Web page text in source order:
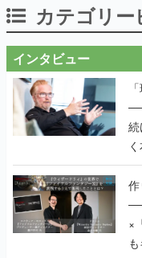
カテゴリ
インタビュー
続
×